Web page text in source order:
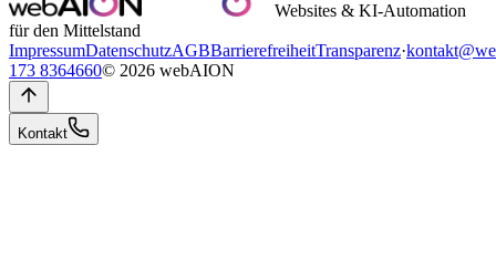
Websites & KI-Automation
für den Mittelstand
ImpressumDatenschutzAGBBarrierefreiheitTransparenz·
173 8364660© 2026 webAION
Kontakt